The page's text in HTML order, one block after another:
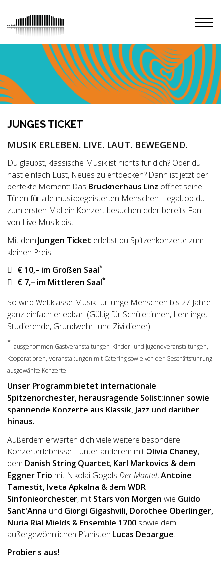
JUNGES TICKET
MUSIK ERLEBEN. LIVE. LAUT. BEWEGEND.
Du glaubst, klassische Musik ist nichts für dich? Oder du
hast einfach Lust, Neues zu entdecken? Dann ist jetzt der
perfekte Moment: Das Brucknerhaus Linz öffnet seine
Türen für alle musikbegeisterten Menschen – egal, ob du
zum ersten Mal ein Konzert besuchen oder bereits Fan
von Live-Musik bist.
Mit dem Jungen Ticket erlebst du Spitzenkonzerte zum
kleinen Preis:
€ 10,– im Großen Saal*
€ 7,– im Mittleren Saal*
So wird Weltklasse-Musik für junge Menschen bis 27 Jahre
ganz einfach erlebbar. (Gültig für Schüler:innen, Lehrlinge,
Studierende, Grundwehr- und Zivildiener)
*
ausgenommen Gastveranstaltungen, Kinder- und Jugendveranstaltungen,
Kooperationen, Veranstaltungen mit Catering sowie von der Geschäftsführung
ausgewählte Konzerte.
Unser Programm bietet internationale
Spitzenorchester, herausragende Solist:innen sowie
spannende Konzerte aus Klassik, Jazz und darüber
hinaus.
Außerdem erwarten dich viele weitere besondere
Konzerterlebnisse – unter anderem mit Olivia Chaney,
dem Danish String Quartet, Karl Markovics & dem
Eggner Trio mit Nikolai Gogols Der Mantel,Antoine
Tamestit, Iveta Apkalna & dem WDR
Sinfonieorchester, mit Stars von Morgen wie Guido
Sant'Anna und Giorgi Gigashvili, Dorothee Oberlinger,
Nuria Rial Mields & Ensemble 1700 sowie dem
außergewöhnlichen Pianisten Lucas Debargue.
Probier's aus!